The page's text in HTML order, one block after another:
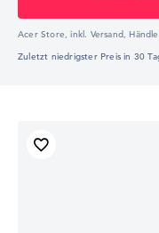
Acer Store, inkl. Versand,
Zuletzt niedrigster Preis in 30